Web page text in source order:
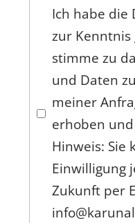
Ich habe die
zur Kenntnis
stimme zu
und Daten
meiner
erhoben
Hinweis: Sie
Einwilligung
Zukunft per